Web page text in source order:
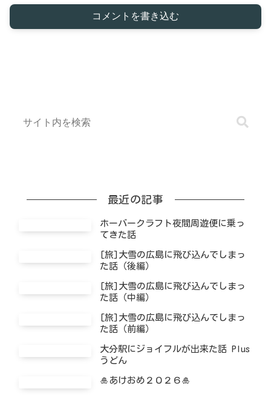
コメントを書き込む
最近の記事
ホーバークラフト夜間周遊便に乗っ
てきた話
[旅]大雪の広島に飛び込んでしまっ
た話（後編）
[旅]大雪の広島に飛び込んでしまっ
た話（中編）
[旅]大雪の広島に飛び込んでしまっ
た話（前編）
大分駅にジョイフルが出来た話 Plus
うどん
🎍あけおめ２０２６🎍